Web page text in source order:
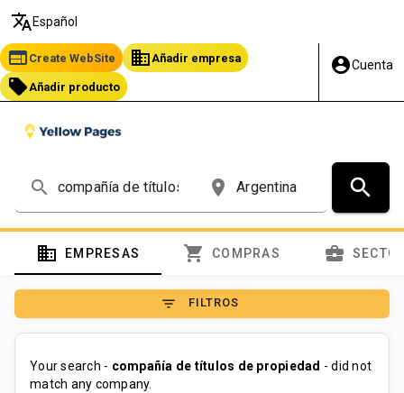
translate Español
web Create WebSite business Añadir empresa
local_offer Añadir producto
account_circleCuenta
search place search
domain EMPRESAS shopping_cart COMPRAS business_center
filter_list FILTROS
Your search - compañía de títulos de propiedad - did not
match any company.